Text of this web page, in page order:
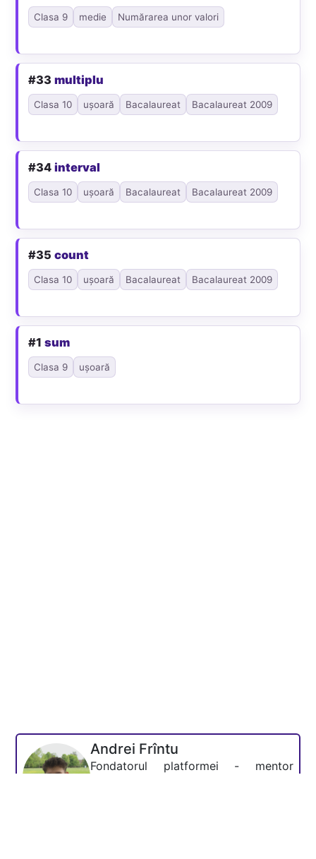
Clasa 9 medie Numărarea unor valori
#33multiplu
Clasa 10 ușoară Bacalaureat Bacalaureat 2009
#34interval
Clasa 10 ușoară Bacalaureat Bacalaureat 2009
#35count
Clasa 10 ușoară Bacalaureat Bacalaureat 2009
#1sum
Clasa 9 ușoară
Andrei Frîntu
Fondatorul platformei - mentor